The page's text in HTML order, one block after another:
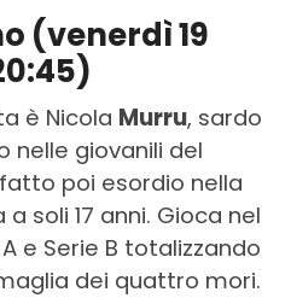
(venerdì 19
è Nicola Murru, sardo
nelle giovanili del
poi esordio nella
soli 17 anni. Gioca nel
e Serie B totalizzando
dei quattro mori.